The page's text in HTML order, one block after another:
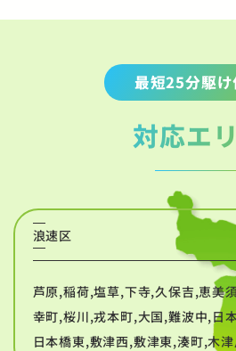
最短25分駆け
対応エ
浪速区
芦原,稲荷,塩草,下寺,久保吉,恵美
幸町,桜川,戎本町,大国,難波中,日
日本橋東,敷津西,敷津東,湊町,木